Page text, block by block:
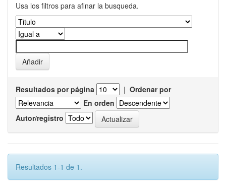
Usa los filtros para afinar la busqueda.
Resultados por página | Ordenar por
En orden
Autor/registro
Resultados 1-1 de 1.